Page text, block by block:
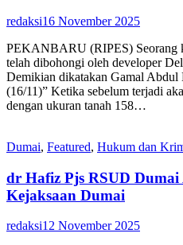
redaksi16 November 2025
PEKANBARU (RIPES) Seorang
telah dibohongi oleh developer
Demikian dikatakan Gamal Abdul
(16/11)” Ketika sebelum terjadi
dengan ukuran tanah 158…
Dumai, Featured, Hukum dan
dr Hafiz Pjs RSUD
Kejaksaan Dumai
redaksi12 November 2025